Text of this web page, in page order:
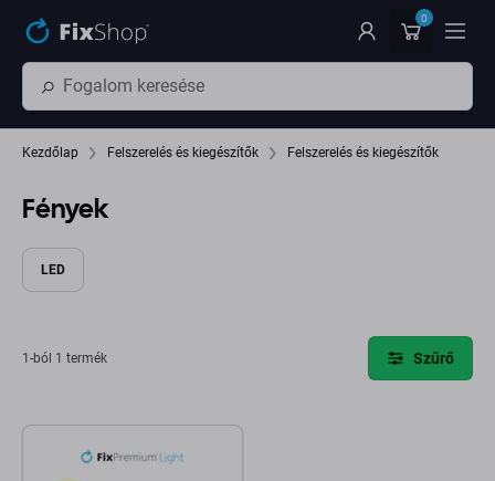
0
Kezdőlap Felszerelés és kiegészítők Felszerelés és kiegészítők
Fények
LED
1-ból 1 termék Szűrő